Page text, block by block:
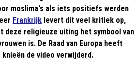
moslima's als iets positiefs werden
Frankrijk levert dit veel kritiek op,
deze religieuze uiting het symbool van
is. De Raad van Europa heeft
de video verwijderd.